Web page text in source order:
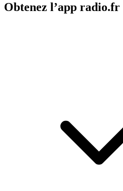
Obtenez l’app